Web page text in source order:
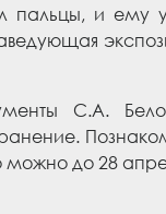
пальцы, и ему
С.А.
до 28